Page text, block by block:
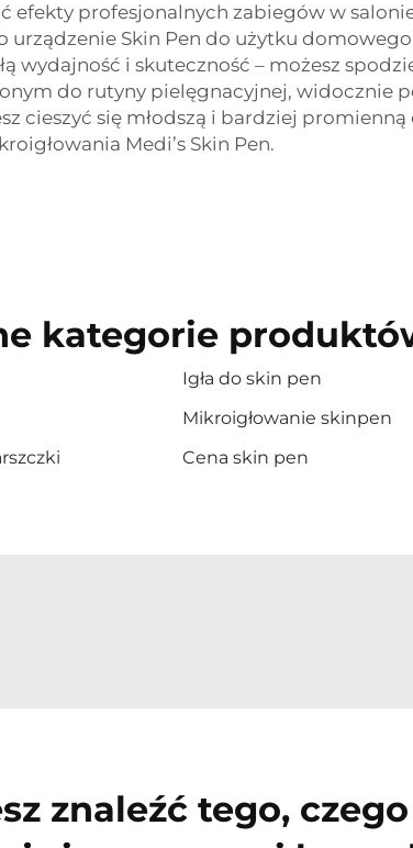
efekty profesjonalnych zabiegów w
urządzenie Skin Pen do użytku
wydajność i skuteczność – możesz
do rutyny pielęgnacyjnej, widocznie
cieszyć się młodszą i bardziej
Medi’s Skin Pen.
kategorie
Igła do skin pen
Mikroigłowanie skinpen
Cena skin pen
znaleźć tego,